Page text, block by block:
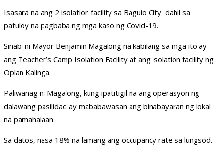
Isasara na ang 2 isolation facility sa Baguio City dahil sa
patuloy na pagbaba ng mga kaso ng Covid-19.
Sinabi ni Mayor Benjamin Magalong na kabilang sa mga ito ay
ang Teacher’s Camp Isolation Facility at ang isolation facility ng
Oplan Kalinga.
Paliwanag ni Magalong, kung ipatitigil na ang operasyon ng
dalawang pasilidad ay mababawasan ang binabayaran ng lokal
na pamahalaan.
Sa datos, nasa 18% na lamang ang occupancy rate sa lungsod.